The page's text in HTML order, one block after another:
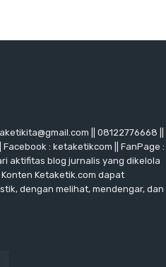
|| 08122776668 ||
: ketaketikcom || FanPage :
aktifitas blog jurnalis yang dikelola
Ketaketik.com dapat
dengan melihat, mendengar, dan